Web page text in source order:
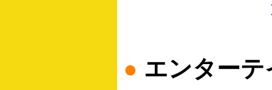
● エンター